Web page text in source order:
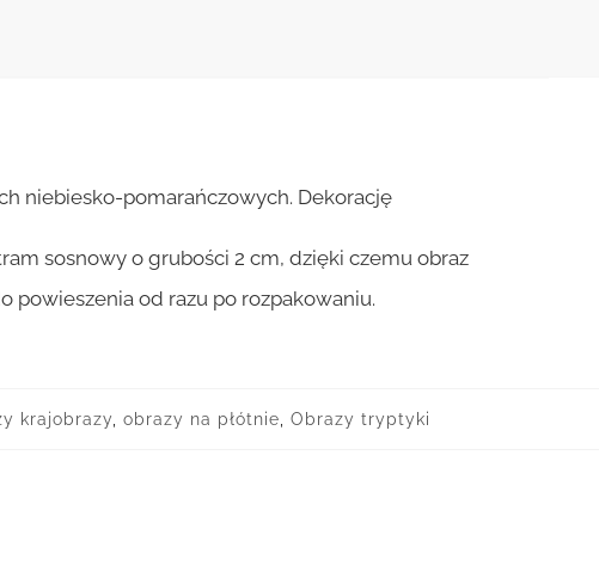
niebiesko-pomarańczowych. Dekorację
sosnowy o grubości 2 cm, dzięki czemu obraz
powieszenia od razu po rozpakowaniu.
krajobrazy, obrazy na płótnie, Obrazy tryptyki